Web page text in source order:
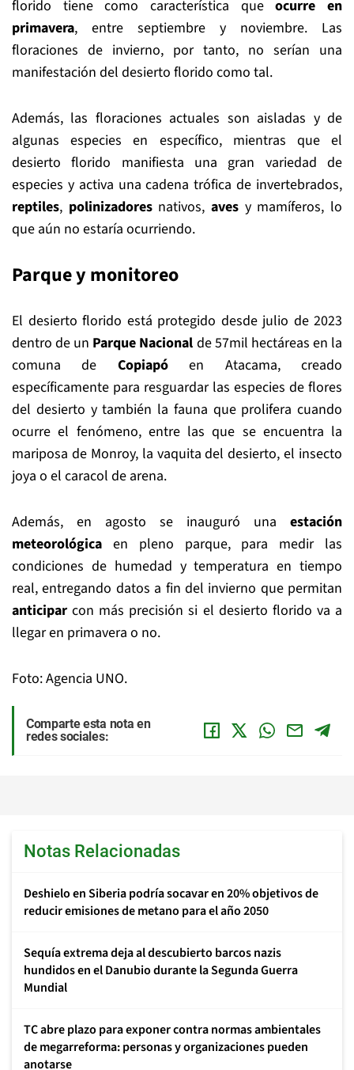
florido tiene como característica queocurre en
primavera, entre septiembre y noviembre. Las
floraciones de invierno, por tanto, no serían una
manifestación del desierto florido como tal.
Además, las floraciones actuales son aisladas y de
algunas especies en específico, mientras que el
desierto florido manifiesta una gran variedad de
especies y activa una cadena trófica de invertebrados,
reptiles, polinizadoresnativos,aves y mamíferos, lo
que aún no estaría ocurriendo.
Parque y monitoreo
El desierto florido está protegido desde julio de 2023
dentro de un Parque Nacional de 57mil hectáreas en la
comuna de Copiapóen Atacama, creado
específicamente para resguardar las especies de flores
del desierto y también la fauna que prolifera cuando
ocurre el fenómeno, entre las que se encuentra la
mariposa de Monroy, la vaquita del desierto, el insecto
joya o el caracol de arena.
Además, en agosto se inauguró una estación
meteorológica en pleno parque, para medir las
condiciones de humedad y temperatura en tiempo
real, entregando datos a fin del invierno que permitan
anticipar con más precisión si el desierto florido va a
llegar en primavera o no.
Foto: Agencia UNO.
Comparte esta nota en
redes sociales:
Notas Relacionadas
Deshielo en Siberia podría socavar en 20% objetivos de
reducir emisiones de metano para el año 2050
Sequía extrema deja al descubierto barcos nazis
hundidos en el Danubio durante la Segunda Guerra
Mundial
TC abre plazo para exponer contra normas ambientales
de megarreforma: personas y organizaciones pueden
anotarse